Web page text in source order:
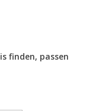
finden, passen